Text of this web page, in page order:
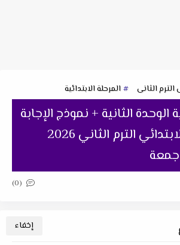
الترم الثانى المرحلة الابتدائية
الوحدة الثانية + نموذج الإجابة
للصف الرابع الابتدائي الترم الثاني 2026
(0)